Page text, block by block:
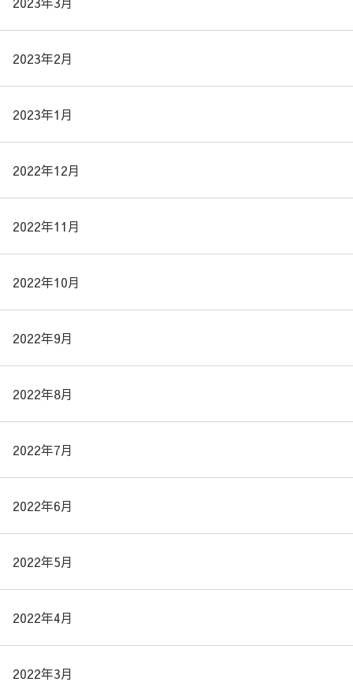
2023年2月
2023年1月
2022年12月
2022年11月
2022年10月
2022年9月
2022年8月
2022年7月
2022年6月
2022年5月
2022年4月
2022年3月